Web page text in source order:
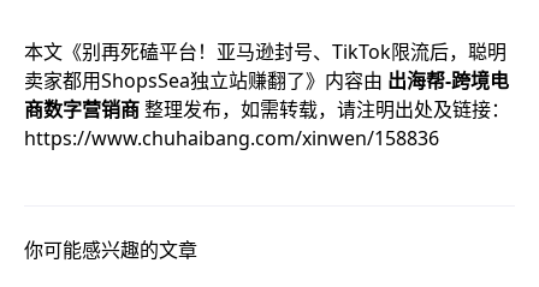
本文《别再死磕平台！亚马逊封号、TikTok限流后，聪明
卖家都用ShopsSea独立站赚翻了》内容由 出海帮-跨境电
商数字营销商整理发布，如需转载，请注明出处及链接：
https://www.chuhaibang.com/xinwen/158836
你可能感兴趣的文章